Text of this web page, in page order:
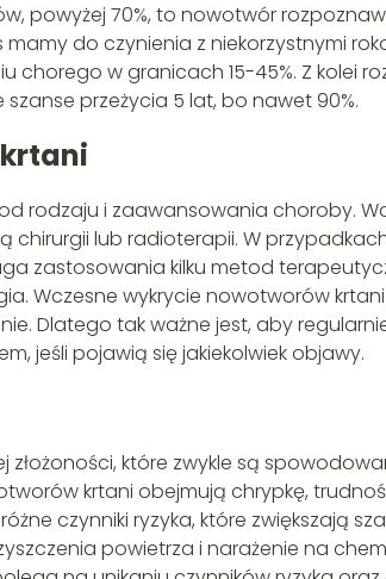
powyżej 70%, to nowotwór
do czynienia z niekorzystnymi
chorego w granicach 15-45%. Z kolei
przeżycia 5 lat, bo nawet 90%.
rodzaju i zaawansowania choroby.
chirurgii lub radioterapii. W
zastosowania kilku metod
Wczesne wykrycie nowotworów
Dlatego tak ważne jest, aby
jeśli pojawią się jakiekolwiek objawy.
które zwykle są
krtani obejmują chrypkę,
czynniki ryzyka, które zwiększają
powietrza i narażenie na